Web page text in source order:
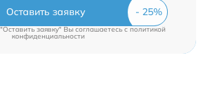
Оставить заявку
заявку" Вы соглашаетесь cполитикой
конфиденциальности